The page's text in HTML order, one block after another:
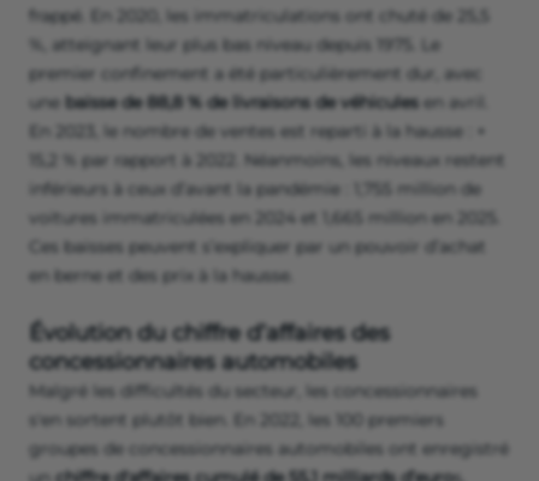
frappé. En 2020, les immatriculations ont chuté de 25,5
%, atteignant leur plus bas niveau depuis 1975. Le
premier confinement a été particulièrement dur, avec
une baisse de 88,8 % de livraisons de véhicules en avril.
En 2023, le nombre de ventes est reparti à la hausse : +
15,2 % par rapport à 2022. Néanmoins, les niveaux restent
inférieurs à ceux d’avant la pandémie : 1,755 million de
voitures immatriculées en 2024 et 1,665 million en 2025.
Ces baisses peuvent s’expliquer par un pouvoir d’achat
en berne et des prix à la hausse.
Évolution du chiffre d’affaires des
concessionnaires automobiles
Malgré les difficultés du secteur, les concessionnaires
s'en sortent plutôt bien. En 2022, les 100 premiers
groupes de concessionnaires automobiles ont enregistré